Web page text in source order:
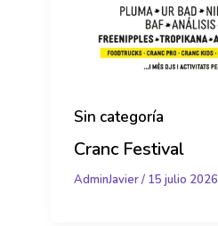
Sin categoría
Cranc Festival
AdminJavier/ 15 julio 2026